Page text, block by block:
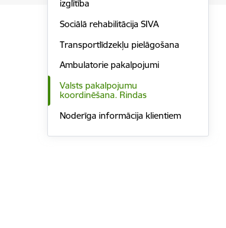
izglītība
Sociālā rehabilitācija SIVA
Transportlīdzekļu pielāgošana
Ambulatorie pakalpojumi
Valsts pakalpojumu
koordinēšana. Rindas
Noderīga informācija klientiem